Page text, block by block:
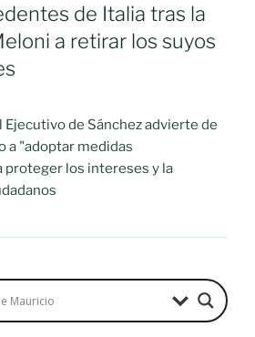
de Italia tras la
a retirar los suyos
Ejecutivo de Sánchez advierte de
a "adoptar medidas
proteger los intereses y la